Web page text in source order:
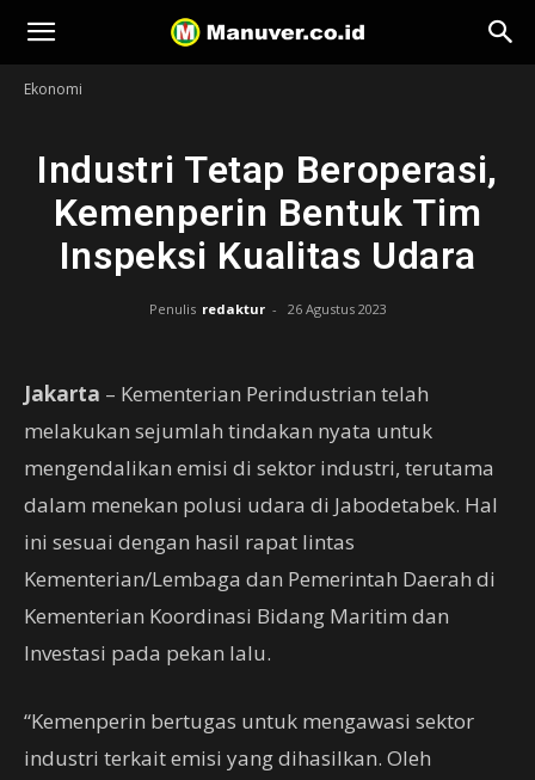
Manuver
Ekonomi
Industri Tetap Beroperasi,
Kemenperin Bentuk Tim
Inspeksi Kualitas Udara
Penulis redaktur - 26 Agustus 2023
Jakarta – Kementerian Perindustrian telah
melakukan sejumlah tindakan nyata untuk
mengendalikan emisi di sektor industri, terutama
dalam menekan polusi udara di Jabodetabek. Hal
ini sesuai dengan hasil rapat lintas
Kementerian/Lembaga dan Pemerintah Daerah di
Kementerian Koordinasi Bidang Maritim dan
Investasi pada pekan lalu.
“Kemenperin bertugas untuk mengawasi sektor
industri terkait emisi yang dihasilkan. Oleh